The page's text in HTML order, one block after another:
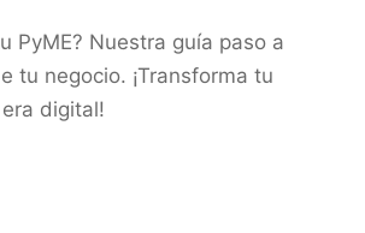
PyME? Nuestra guía paso a
tu negocio. ¡Transforma tu
digital!